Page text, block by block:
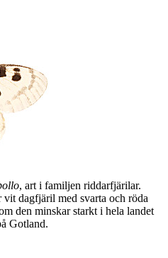
, art i familjen riddarfjärilar.
dagfjäril med svarta och röda
den minskar starkt i hela landet
Gotland.